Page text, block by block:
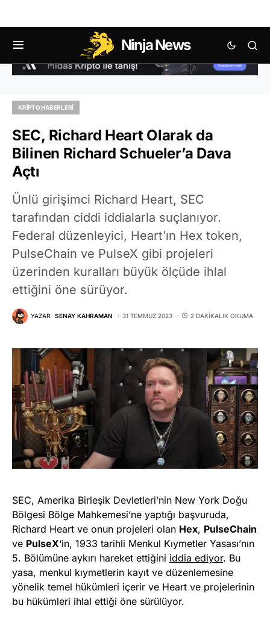
Ninja News
KRIPTO HABERLERI
SEC, Richard Heart Olarak da
Bilinen Richard Schueler’a Dava
Açtı
Ünlü girişimci Richard Heart, SEC
tarafından ciddi iddialarla suçlanıyor.
Federal düzenleyici, Heart’ın Hex token,
PulseChain ve PulseX gibi projeleri
üzerinden kuralları büyük ölçüde ihlal
ettiğini öne sürüyor.
YAZAR: SENAY KAHRAMAN 31 TEMMUZ 2023 2 DAKIKALIK OKUMA
SEC, Amerika Birleşik Devletleri’nin New York Doğu
Bölgesi Bölge Mahkemesi’ne yaptığı başvuruda,
Richard Heart ve onun projeleri olan Hex, PulseChain
ve PulseX‘in, 1933 tarihli Menkul Kıymetler Yasası’nın
5. Bölümüne aykırı hareket ettiğini iddia ediyor. Bu
yasa, menkul kıymetlerin kayıt ve düzenlemesine
yönelik temel hükümleri içerir ve Heart ve projelerinin
bu hükümleri ihlal ettiği öne sürülüyor.